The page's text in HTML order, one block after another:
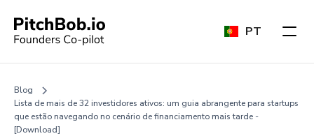
PT
Blog
Lista de mais de 32 investidores ativos: um guia abrangente para startups
que estão navegando no cenário de financiamento mais tarde -
[Download]